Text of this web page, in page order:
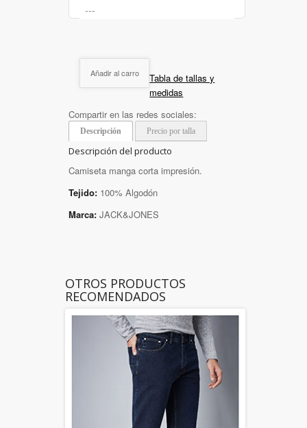
Añadir al carro
Tabla de tallas y
medidas
Compartir en las redes sociales:
Descripción Precio por talla
Descripción del producto
Camiseta manga corta impresión.
Tejido: 100% Algodón
Marca: JACK&JONES
OTROS PRODUCTOS
RECOMENDADOS